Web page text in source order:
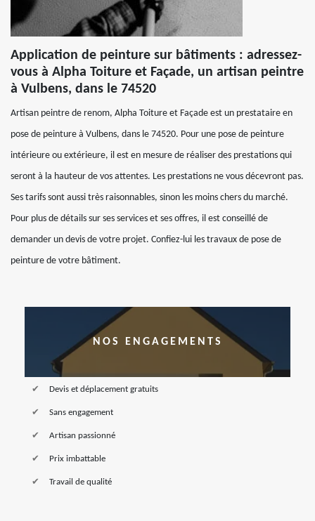
Application de peinture sur bâtiments : adressez-
vous à Alpha Toiture et Façade, un artisan peintre
à Vulbens, dans le 74520
Artisan peintre de renom, Alpha Toiture et Façade est un prestataire en
pose de peinture à Vulbens, dans le 74520. Pour une pose de peinture
intérieure ou extérieure, il est en mesure de réaliser des prestations qui
seront à la hauteur de vos attentes. Les prestations ne vous décevront pas.
Ses tarifs sont aussi très raisonnables, sinon les moins chers du marché.
Pour plus de détails sur ses services et ses offres, il est conseillé de
demander un devis de votre projet. Confiez-lui les travaux de pose de
peinture de votre bâtiment.
NOS ENGAGEMENTS
Devis et déplacement gratuits
Sans engagement
Artisan passionné
Prix imbattable
Travail de qualité